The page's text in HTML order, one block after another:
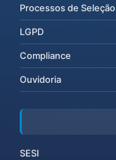
Processos de Seleção
LGPD
Compliance
Ouvidoria
SESI